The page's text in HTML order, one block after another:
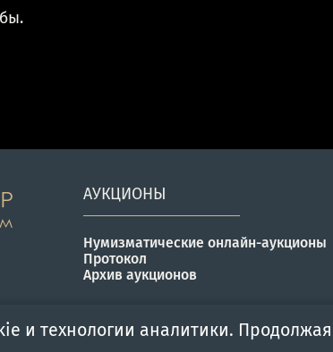
АУКЦИОНЫ
Нумизматические онлайн-аукционы
Протокол
Архив аукционов
и технологии аналитики.